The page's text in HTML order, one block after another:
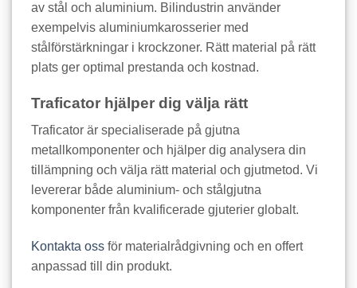
av stål och aluminium. Bilindustrin använder
exempelvis aluminiumkarosserier med
stålförstärkningar i krockzoner. Rätt material på rätt
plats ger optimal prestanda och kostnad.
Traficator hjälper dig välja rätt
Traficator är specialiserade på gjutna
metallkomponenter och hjälper dig analysera din
tillämpning och välja rätt material och gjutmetod. Vi
levererar både aluminium- och stålgjutna
komponenter från kvalificerade gjuterier globalt.
Kontakta oss för materialrådgivning och en offert
anpassad till din produkt.